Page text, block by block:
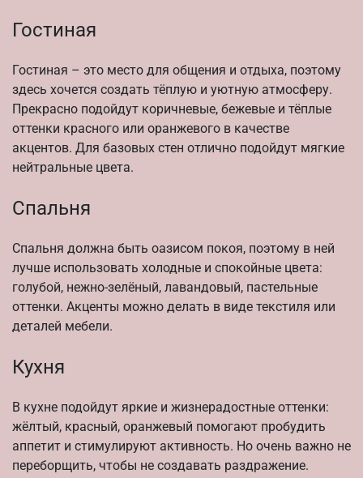
Гостиная
Гостиная – это место для общения и отдыха, поэтому
здесь хочется создать тёплую и уютную атмосферу.
Прекрасно подойдут коричневые, бежевые и тёплые
оттенки красного или оранжевого в качестве
акцентов. Для базовых стен отлично подойдут мягкие
нейтральные цвета.
Спальня
Спальня должна быть оазисом покоя, поэтому в ней
лучше использовать холодные и спокойные цвета:
голубой, нежно-зелёный, лавандовый, пастельные
оттенки. Акценты можно делать в виде текстиля или
деталей мебели.
Кухня
В кухне подойдут яркие и жизнерадостные оттенки:
жёлтый, красный, оранжевый помогают пробудить
аппетит и стимулируют активность. Но очень важно не
переборщить, чтобы не создавать раздражение.